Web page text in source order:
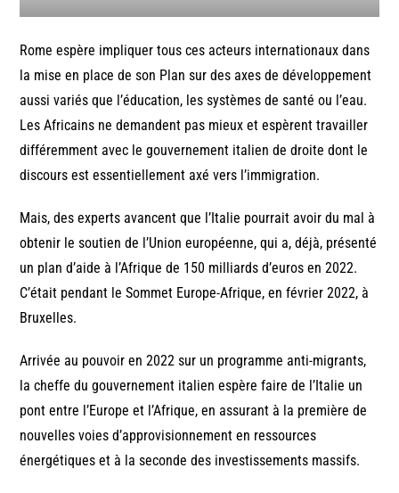
Rome espère impliquer tous ces acteurs internationaux dans
la mise en place de son Plan sur des axes de développement
aussi variés que l’éducation, les systèmes de santé ou l’eau.
Les Africains ne demandent pas mieux et espèrent travailler
différemment avec le gouvernement italien de droite dont le
discours est essentiellement axé vers l’immigration.
Mais, des experts avancent que l’Italie pourrait avoir du mal à
obtenir le soutien de l’Union européenne, qui a, déjà, présenté
un plan d’aide à l’Afrique de 150 milliards d’euros en 2022.
C’était pendant le Sommet Europe-Afrique, en février 2022, à
Bruxelles.
Arrivée au pouvoir en 2022 sur un programme anti-migrants,
la cheffe du gouvernement italien espère faire de l’Italie un
pont entre l’Europe et l’Afrique, en assurant à la première de
nouvelles voies d’approvisionnement en ressources
énergétiques et à la seconde des investissements massifs.